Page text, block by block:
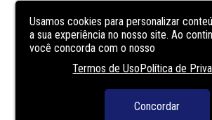
Espaço gourmet
Piscina adulto
Usamos cookies para personalizar
a sua experiência no nosso site. Ao
você concorda com o nosso
Termos de UsoPolítica de
Concordar